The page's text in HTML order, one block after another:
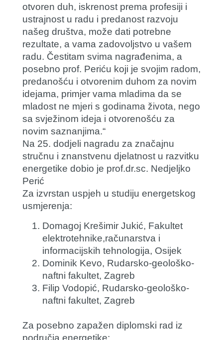
otvoren duh, iskrenost prema profesiji i
ustrajnost u radu i predanost razvoju
našeg društva, može dati potrebne
rezultate, a vama zadovoljstvo u vašem
radu. Čestitam svima nagrađenima, a
posebno prof. Periću koji je svojim radom,
predanošću i otvorenim duhom za novim
idejama, primjer vama mladima da se
mladost ne mjeri s godinama života, nego
sa svježinom ideja i otvorenošću za
novim saznanjima.“
Na 25. dodjeli nagradu za značajnu
stručnu i znanstvenu djelatnost u razvitku
energetike dobio je prof.dr.sc. Nedjeljko
Perić
Za izvrstan uspjeh u studiju energetskog
usmjerenja:
Domagoj Krešimir Jukić, Fakultet
elektrotehnike,računarstva i
informacijskih tehnologija, Osijek
Dominik Kevo, Rudarsko-geološko-
naftni fakultet, Zagreb
Filip Vodopić, Rudarsko-geološko-
naftni fakultet, Zagreb
Za posebno zapažen diplomski rad iz
područja energetike: